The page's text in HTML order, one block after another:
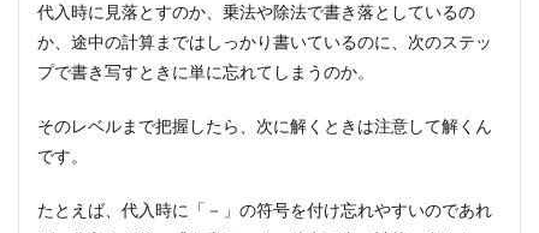
代入時に見落とすのか、乗法や除法で書き落としているの
か、途中の計算まではしっかり書いているのに、次のステッ
プで書き写すときに単に忘れてしまうのか。
そのレベルまで把握したら、次に解くときは注意して解くん
です。
たとえば、代入時に「－」の符号を付け忘れやすいのであれ